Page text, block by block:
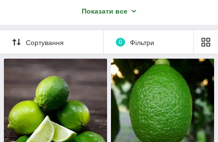
Показати все
Сортування 0 Фільтри